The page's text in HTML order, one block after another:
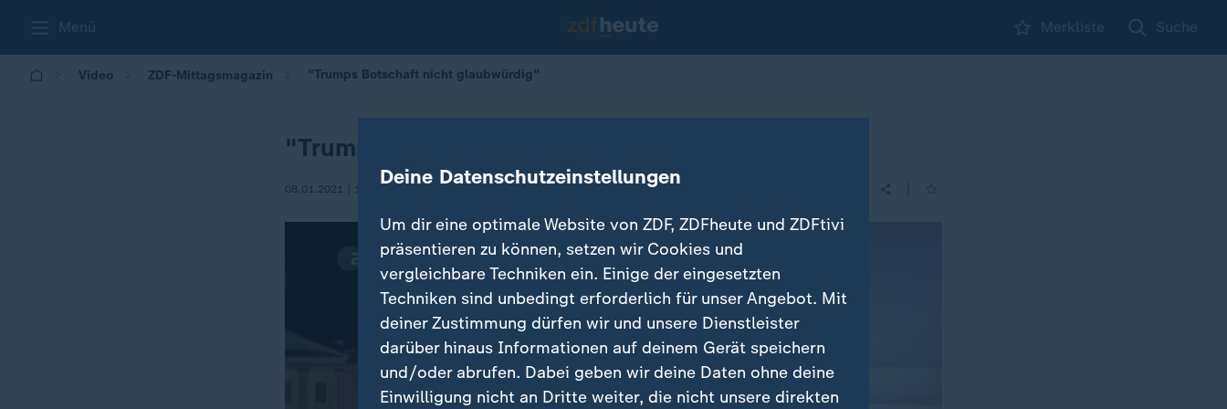
Menü Merkliste Suche
Video ZDF-Mittagsmagazin "Trumps Botschaft nicht glaubwürdig"
"Trumps Botschaft nicht glaubwürdig"
08.01.2021 | 13:00 Deine Datenschutzeinstellungen
Um dir eine optimale Website von ZDF, ZDFheute und ZDFtivi
präsentieren zu können, setzen wir Cookies und
vergleichbare Techniken ein. Einige der eingesetzten
Techniken sind unbedingt erforderlich für unser Angebot. Mit
deiner Zustimmung dürfen wir und unsere Dienstleister
darüber hinaus Informationen auf deinem Gerät speichern
und/oder abrufen. Dabei geben wir deine Daten ohne deine
Einwilligung nicht an Dritte weiter, die nicht unsere direkten